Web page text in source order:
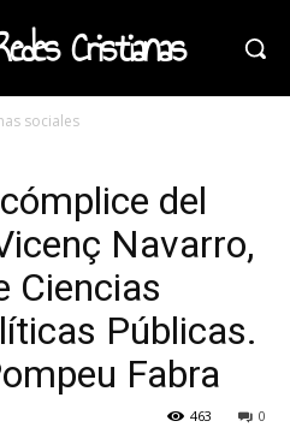
Cristianas
sociales
del
Navarro,
Ciencias
Públicas.
Fabra
0
463